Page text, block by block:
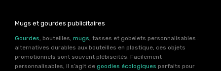
Mugs et gourdes publicitaires
Gourdes , bouteilles, mugs , tasses et gobelets personnalisables :
alternatives durables aux bouteilles en plastique, ces objets
promotionnels sont souvent plébiscités. Facilement
personnalisables, il s’agit de goodies écologiques parfaits pour